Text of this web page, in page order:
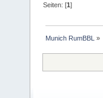
Seiten: [1]
Munich RumBBL »